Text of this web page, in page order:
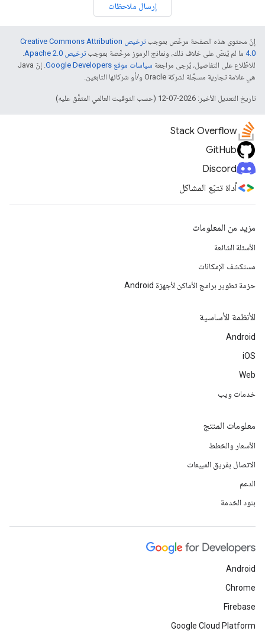
إرسال ملاحظات
إنّ محتوى هذه الصفحة مرخّص بموجب
ترخيص Creative Commons Attribution
4.0‏ ما لم يُنصّ على خلاف ذلك، ونماذج الرموز مرخّصة بموجبترخيص Apache 2.0‏
.
للاطّلاع على التفاصيل، يُرجى مراجعة سياسات موقع Google Developers‏
. إنّ Java
هي علامة تجارية مسجَّلة لشركة Oracle و/أو شركائها التابعين.
تاريخ التعديل الأخير: 2026-07-12 (حسب التوقيت العالمي المتفَّق عليه)
Stack Overflow
GitHub
Discord
أداة تتبّع المشاكل
مزيد من المعلومات
الأسئلة الشائعة
مستكشف الإمكانات
حزمة تطوير برامج الأماكن لأجهزة Android
الأنظمة الأساسية
Android
iOS
Web
خدمات ويب
معلومات المنتج
الأسعار والخطط
الاتصال بفريق المبيعات
الدعم
بنود الخدمة
Android
Chrome
Firebase
Google Cloud Platform